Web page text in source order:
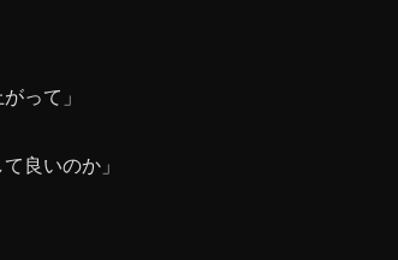
って」
良いのか」